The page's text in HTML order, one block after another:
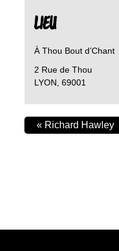
LIEU
À Thou Bout d’Chant
2 Rue de Thou
LYON 69001
« Richard Hawley